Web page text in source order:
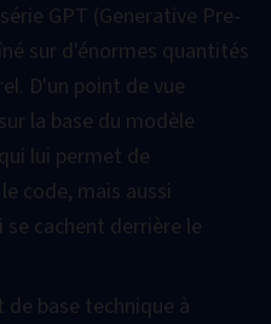
GPT (Generative Pre-
sur d'énormes quantités
D'un point de vue
la base du modèle
lui permet de
code, mais aussi
cachent derrière le
base technique à